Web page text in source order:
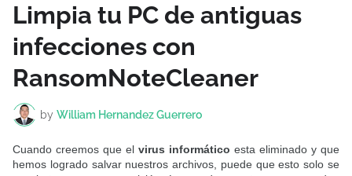
Limpia tu PC de antiguas
infecciones con
RansomNoteCleaner
by William Hernandez Guerrero
Cuando creemos que el virus informático esta eliminado y que
hemos logrado salvar nuestros archivos, puede que esto solo se